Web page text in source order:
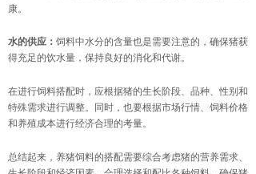
康。
水的供应： 饲料中水分的含量也是需要注意的，确保猪获
得充足的饮水量，保持良好的消化和代谢。
在进行饲料搭配时，应根据猪的生长阶段、品种、性别和
特殊需求进行调整。同时，也要根据市场行情、饲料价格
和养殖成本进行经济合理的考量。
总结起来，养猪饲料的搭配需要综合考虑猪的营养需求、